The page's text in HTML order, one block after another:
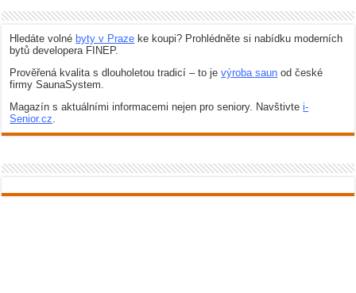
Hledáte volné byty v Praze ke koupi? Prohlédněte si nabídku moderních
bytů developera FINEP.
Prověřená kvalita s dlouholetou tradicí – to jevýroba saun od české
firmy SaunaSystem.
Magazín s aktuálními informacemi nejen pro seniory. Navštivtei-
Senior.cz.